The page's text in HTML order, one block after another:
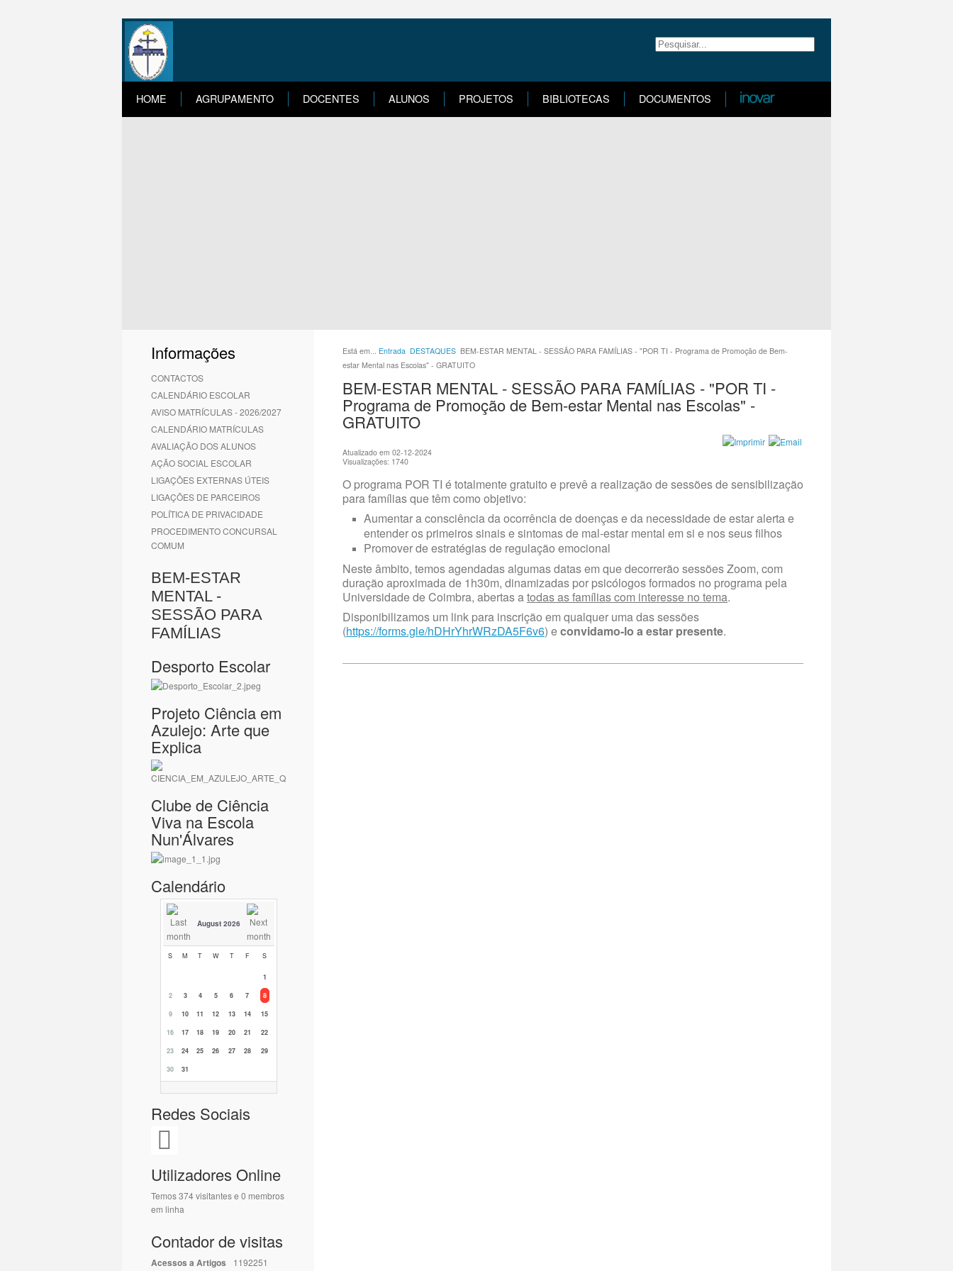
HOME AGRUPAMENTO DOCENTES ALUNOS PROJETOS BIBLIOTECAS DOCUMENTOS
Informações
CONTACTOS
CALENDÁRIO ESCOLAR
AVISO MATRÍCULAS - 2026/2027
CALENDÁRIO MATRÍCULAS
AVALIAÇÃO DOS ALUNOS
AÇÃO SOCIAL ESCOLAR
LIGAÇÕES EXTERNAS ÚTEIS
LIGAÇÕES DE PARCEIROS
POLÍTICA DE PRIVACIDADE
PROCEDIMENTO CONCURSAL
COMUM
BEM-ESTAR
MENTAL -
SESSÃO PARA
FAMÍLIAS
Desporto Escolar
Projeto Ciência em
Azulejo: Arte que
Explica
Clube de Ciência
Viva na Escola
Nun'Álvares
Calendário
August 2026
S M T W T F S
1
2
3 4 5 6 7
8
9
10 11 12 13 14
15
16
17 18 19 20 21
22
23
24 25 26 27 28
29
30
31
Redes Sociais
Utilizadores Online
Temos 374 visitantes e 0 membros
em linha
Contador de visitas
Acessos a Artigos 1192251
Está em... Entrada DESTAQUES BEM-ESTAR MENTAL - SESSÃO PARA FAMÍLIAS - "POR TI - Programa de Promoção de Bem-
estar Mental nas Escolas" - GRATUITO
BEM-ESTAR MENTAL - SESSÃO PARA FAMÍLIAS - "POR TI -
Programa de Promoção de Bem-estar Mental nas Escolas" -
GRATUITO
Atualizado em 02-12-2024
Visualizações: 1740
O programa POR TI é totalmente gratuito e prevê a realização de sessões de sensibilização
para famílias que têm como objetivo:
Aumentar a consciência da ocorrência de doenças e da necessidade de estar alerta e
entender os primeiros sinais e sintomas de mal-estar mental em si e nos seus filhos
Promover de estratégias de regulação emocional
Neste âmbito, temos agendadas algumas datas em que decorrerão sessões Zoom, com
duração aproximada de 1h30m, dinamizadas por psicólogos formados no programa pela
Universidade de Coimbra, abertas atodas as famílias com interesse no tema.
Disponibilizamos um link para inscrição em qualquer uma das sessões
(https://forms.gle/hDHrYhrWRzDA5F6v6) econvidamo-lo a estar presente.